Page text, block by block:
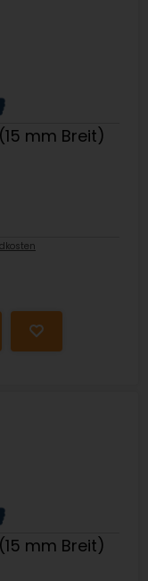
mm Breit)
mm Breit)